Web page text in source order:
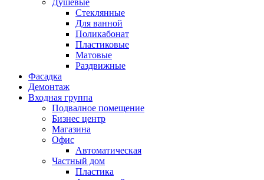
Душевые
Стеклянные
Для ванной
Поликабонат
Пластиковые
Матовые
Раздвижные
Фасадка
Демонтаж
Входная группа
Подвалное помещение
Бизнес центр
Магазина
Офис
Автоматическая
Частный дом
Пластика